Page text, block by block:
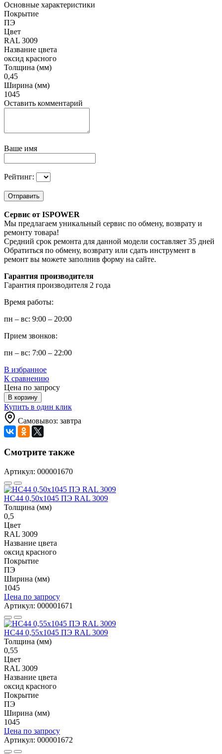
Основные характеристики
Покрытие
ПЭ
Цвет
RAL 3009
Название цвета
оксид красного
Толщина (мм)
0,45
Ширина (мм)
1045
Оставить комментарий
Ваше имя
Рейтинг:
Отправить
Сервис от ISPOWER
Мы предлагаем уникальный сервис по обмену, возврату и
ремонту товара!
Средний срок ремонта для данной модели составляет 35 дней
Обратиться по обмену, возврату или сдать инструмент в
ремонт вы можете заполнив форму на сайте.
Гарантия производителя
Гарантия производителя 2 года
Время работы:
пн – вс: 9:00 – 20:00
Прием звонков:
пн – вс: 7:00 – 22:00
В избранное
К сравнению
Цена по запросу
В корзину
Купить в один клик
Самовывоз: завтра
Смотрите также
Артикул: 000001670
НС44 0,50x1045 ПЭ RAL 3009
Толщина (мм)
0,5
Цвет
RAL 3009
Название цвета
оксид красного
Покрытие
ПЭ
Ширина (мм)
1045
Цена по запросу
Артикул: 000001671
НС44 0,55x1045 ПЭ RAL 3009
Толщина (мм)
0,55
Цвет
RAL 3009
Название цвета
оксид красного
Покрытие
ПЭ
Ширина (мм)
1045
Цена по запросу
Артикул: 000001672